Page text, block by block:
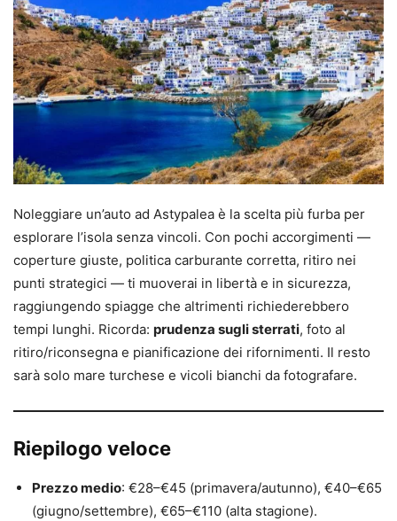
Noleggiare un’auto ad Astypalea è la scelta più furba per
esplorare l’isola senza vincoli. Con pochi accorgimenti —
coperture giuste, politica carburante corretta, ritiro nei
punti strategici — ti muoverai in libertà e in sicurezza,
raggiungendo spiagge che altrimenti richiederebbero
tempi lunghi. Ricorda: prudenza sugli sterrati, foto al
ritiro/riconsegna e pianificazione dei rifornimenti. Il resto
sarà solo mare turchese e vicoli bianchi da fotografare.
Riepilogo veloce
Prezzo medio: €28–€45 (primavera/autunno), €40–€65
(giugno/settembre), €65–€110 (alta stagione).